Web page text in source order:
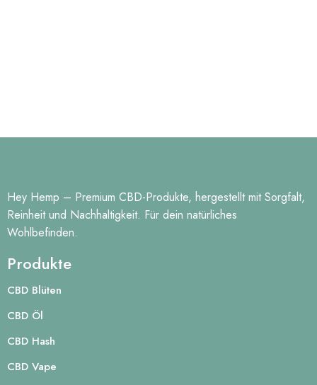
Hey Hemp – Premium CBD-Produkte, hergestellt mit Sorgfalt,
Reinheit und Nachhaltigkeit. Für dein natürliches
Wohlbefinden.
Produkte
CBD Blüten
CBD Öl
CBD Hash
CBD Vape